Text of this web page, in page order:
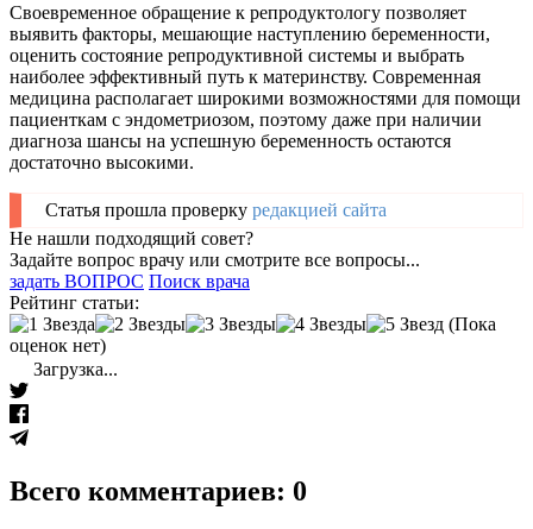
Своевременное обращение к репродуктологу позволяет
выявить факторы, мешающие наступлению беременности,
оценить состояние репродуктивной системы и выбрать
наиболее эффективный путь к материнству. Современная
медицина располагает широкими возможностями для помощи
пациенткам с эндометриозом, поэтому даже при наличии
диагноза шансы на успешную беременность остаются
достаточно высокими.
Статья прошла проверку редакцией сайта
Не нашли подходящий совет?
Задайте вопрос врачу или смотрите все вопросы...
задать ВОПРОС Поиск врача
Рейтинг статьи:
(Пока
оценок нет)
Загрузка...
Всего комментариев: 0